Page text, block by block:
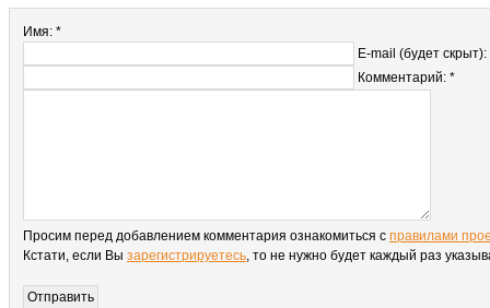
Имя: *
E-mail (будет скрыт):
Комментарий: *
Просим перед добавлением комментария ознакомиться с правилами
Кстати, если Вы зарегистрируетесь, то не нужно будет каждый раз